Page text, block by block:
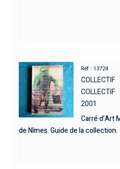
Réf : 13724
COLLECTIF
COLLECTIF
2001
Carré d’Art
de Nîmes. Guide de la collection.